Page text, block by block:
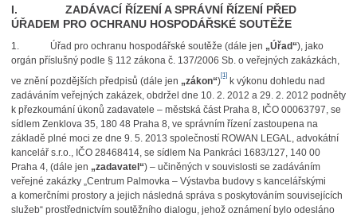
I. ZADÁVACÍ ŘÍZENÍ A SPRÁVNÍ ŘÍZENÍ PŘED
ÚŘADEM PRO OCHRANU HOSPODÁŘSKÉ SOUTĚŽE
1. Úřad pro ochranu hospodářské soutěže (dále jen „Úřad“), jako
orgán příslušný podle § 112 zákona č. 137/2006 Sb. o veřejných zakázkách,
ve znění pozdějších předpisů (dále jen „zákon“)
[1]
k výkonu dohledu nad
zadáváním veřejných zakázek, obdržel dne 10. 2. 2012 a 29. 2. 2012 podněty
k přezkoumání úkonů zadavatele – městská část Praha 8, IČO 00063797, se
sídlem Zenklova 35, 180 48 Praha 8, ve správním řízení zastoupena na
základě plné moci ze dne 9. 5. 2013 společností ROWAN LEGAL, advokátní
kancelář s.r.o., IČO 28468414, se sídlem Na Pankráci 1683/127, 140 00
Praha 4, (dále jen „zadavatel“) – učiněných v souvislosti se zadáváním
veřejné zakázky „Centrum Palmovka – Výstavba budovy s kancelářskými
a komerčními prostory a jejich následná správa s poskytováním souvisejících
služeb“ prostřednictvím soutěžního dialogu, jehož oznámení bylo odesláno